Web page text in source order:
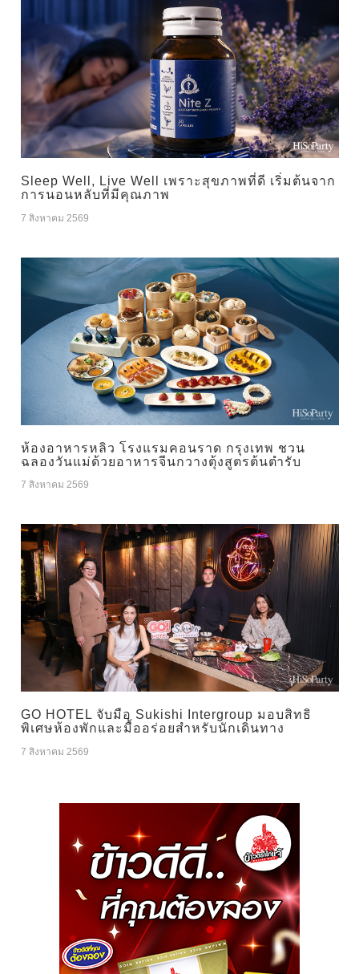
Sleep Well, Live Well เพราะสุขภาพที่ดี เริ่มต้นจาก
การนอนหลับที่มีคุณภาพ
7 สิงหาคม 2569
ห้องอาหารหลิว โรงแรมคอนราด กรุงเทพ ชวน
ฉลองวันแม่ด้วยอาหารจีนกวางตุ้งสูตรต้นตำรับ
7 สิงหาคม 2569
GO HOTEL จับมือ Sukishi Intergroup มอบสิทธิ
พิเศษห้องพักและมื้ออร่อยสำหรับนักเดินทาง
7 สิงหาคม 2569